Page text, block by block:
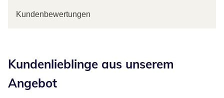
Kundenbewertungen
Kundenlieblinge aus unserem
Angebot